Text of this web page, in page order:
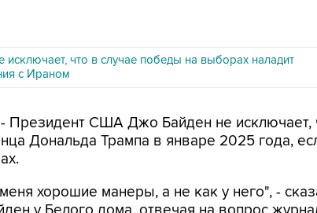
исключает, что в случае победы на выборах наладит
с Ираном
- Президент США Джо Байден не исключает,
Дональда Трампа в январе 2025 года,
хорошие манеры, а не как у него", -